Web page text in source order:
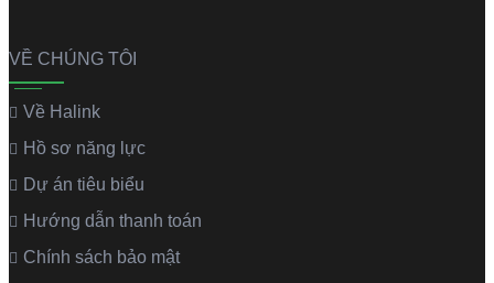
VỀ CHÚNG TÔI
Về Halink
Hồ sơ năng lực
Dự án tiêu biểu
Hướng dẫn thanh toán
Chính sách bảo mật